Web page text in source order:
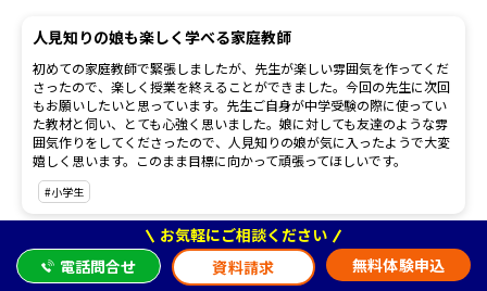
人見知りの娘も楽しく学べる家庭教師
初めての家庭教師で緊張しましたが、先生が楽しい雰囲気を作ってくだ
さったので、楽しく授業を終えることができました。今回の先生に次回
もお願いしたいと思っています。先生ご自身が中学受験の際に使ってい
た教材と伺い、とても心強く思いました。娘に対しても友達のような雰
囲気作りをしてくださったので、人見知りの娘が気に入ったようで大変
嬉しく思います。このまま目標に向かって頑張ってほしいです。
#小学生
小学5年生/千葉県市川市
中学受験コース
お気軽にご相談ください
電話問合せ
資料請求 無料体験申込